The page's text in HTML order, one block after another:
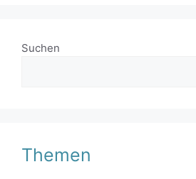
Suchen
Themen